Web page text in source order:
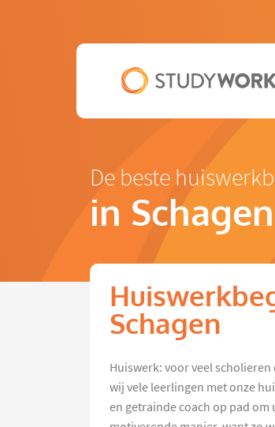
De beste
in Schagen
Schagen
Huiswerk: voor veel
wij vele leerlingen met onze
en getrainde coach op pad om